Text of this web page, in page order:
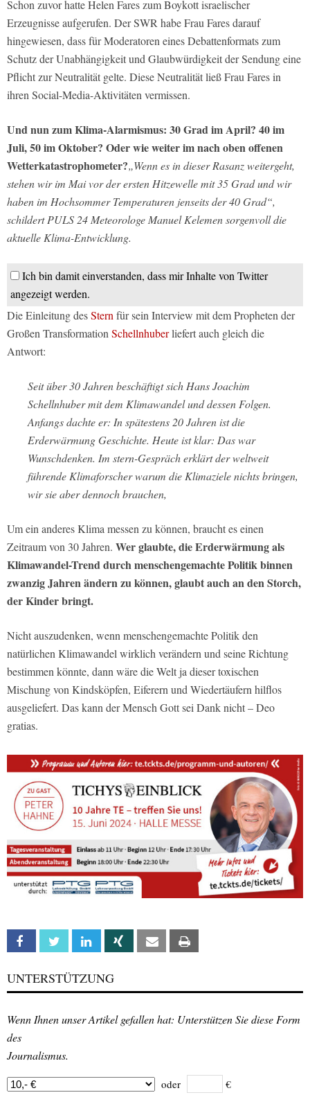
Schon zuvor hatte Helen Fares zum Boykott israelischer
Erzeugnisse aufgerufen. Der SWR habe Frau Fares darauf
hingewiesen, dass für Moderatoren eines Debattenformats zum
Schutz der Unabhängigkeit und Glaubwürdigkeit der Sendung eine
Pflicht zur Neutralität gelte. Diese Neutralität ließ Frau Fares in
ihren Social-Media-Aktivitäten vermissen.
Und nun zum Klima-Alarmismus: 30 Grad im April? 40 im
Juli, 50 im Oktober? Oder wie weiter im nach oben offenen
Wetterkatastrophometer?„Wenn es in dieser Rasanz weitergeht,
stehen wir im Mai vor der ersten Hitzewelle mit 35 Grad und wir
haben im Hochsommer Temperaturen jenseits der 40 Grad“,
schildert PULS 24 Meteorologe Manuel Kelemen sorgenvoll die
aktuelle Klima-Entwicklung.
Ich bin damit einverstanden, dass mir Inhalte von Twitter
angezeigt werden.
Die Einleitung desStern für sein Interview mit dem Propheten der
Großen Transformation Schellnhuberliefert auch gleich die
Antwort:
Seit über 30 Jahren beschäftigt sich Hans Joachim
Schellnhuber mit dem Klimawandel und dessen Folgen.
Anfangs dachte er: In spätestens 20 Jahren ist die
Erderwärmung Geschichte. Heute ist klar: Das war
Wunschdenken. Im stern-Gespräch erklärt der weltweit
führende Klimaforscher warum die Klimaziele nichts bringen,
wir sie aber dennoch brauchen,
Um ein anderes Klima messen zu können, braucht es einen
Zeitraum von 30 Jahren. Wer glaubte, die Erderwärmung als
Klimawandel-Trend durch menschengemachte Politik binnen
zwanzig Jahren ändern zu können, glaubt auch an den Storch,
der Kinder bringt.
Nicht auszudenken, wenn menschengemachte Politik den
natürlichen Klimawandel wirklich verändern und seine Richtung
bestimmen könnte, dann wäre die Welt ja dieser toxischen
Mischung von Kindsköpfen, Eiferern und Wiedertäufern hilflos
ausgeliefert. Das kann der Mensch Gott sei Dank nicht – Deo
gratias.
Facebook Twitter Linkedin Xing Email
UNTERSTÜTZUNG
Wenn Ihnen unser Artikel gefallen hat: Unterstützen Sie diese Form
des
Journalismus.
oder €